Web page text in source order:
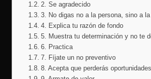
2. Se agradecido
3. No digas no a la persona, sino a
4. Explica tu razón de fondo
5. Muestra tu determinación y no te
6. Practica
7. Fíjate un no preventivo
8. Acepta que perderás oportunidades